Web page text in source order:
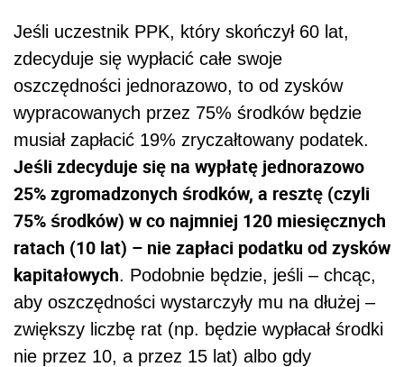
Jeśli uczestnik PPK, który skończył 60 lat,
zdecyduje się wypłacić całe swoje
oszczędności jednorazowo, to od zysków
wypracowanych przez 75% środków będzie
musiał zapłacić 19% zryczałtowany podatek.
Jeśli zdecyduje się na wypłatę jednorazowo
25% zgromadzonych środków, a resztę (czyli
75% środków) w co najmniej 120 miesięcznych
ratach (10 lat) – nie zapłaci podatku od zysków
kapitałowych. Podobnie będzie, jeśli – chcąc,
aby oszczędności wystarczyły mu na dłużej –
zwiększy liczbę rat (np. będzie wypłacał środki
nie przez 10, a przez 15 lat) albo gdy